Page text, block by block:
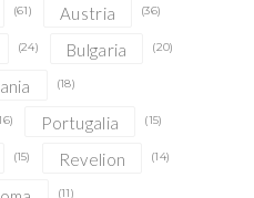
(61) Austria (36)
(24) Bulgaria (20)
(18)
Portugalia (15)
(15) Revelion (14)
(11)